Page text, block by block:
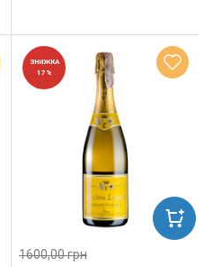
ЗНИЖКА
17%
1600,00 грн